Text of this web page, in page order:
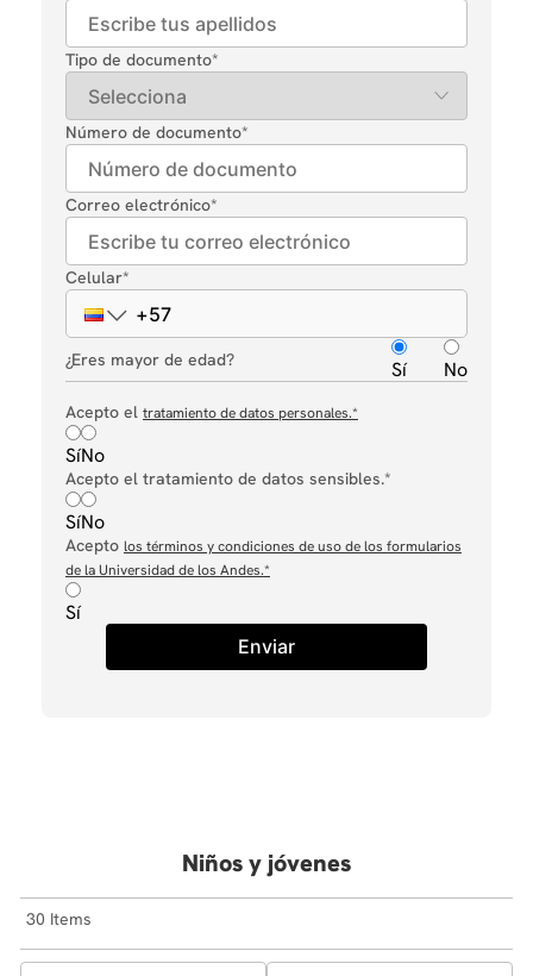
Tipo de documento*
Número de documento*
Correo electrónico*
Celular*
¿Eres mayor de edad? Sí No
Acepto el tratamiento de datos personales.*
SíNo
Acepto el tratamiento de datos sensibles.*
SíNo
Acepto los términos y condiciones de uso de los formularios
de la Universidad de los Andes.*
Sí
Enviar
Niños y jóvenes
30